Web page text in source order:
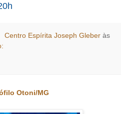
Centro Espírita Joseph Gleber às
Otoni/MG